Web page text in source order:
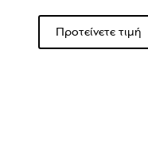
Προτείνετε τιμή